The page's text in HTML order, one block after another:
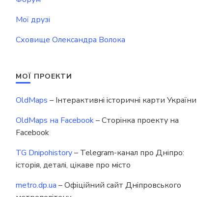
Мої друзі
Сховище Олександра Волока
МОЇ ПРОЕКТИ
OldMaps – Інтерактивні історичні карти України
OldMaps на Facebook– Сторінка проекту на
Facebook
TG Dnipohistory– Telegram-канал про Дніпро:
історія, деталі, цікаве про місто
metro.dp.ua – Офіційний сайт Дніпровського